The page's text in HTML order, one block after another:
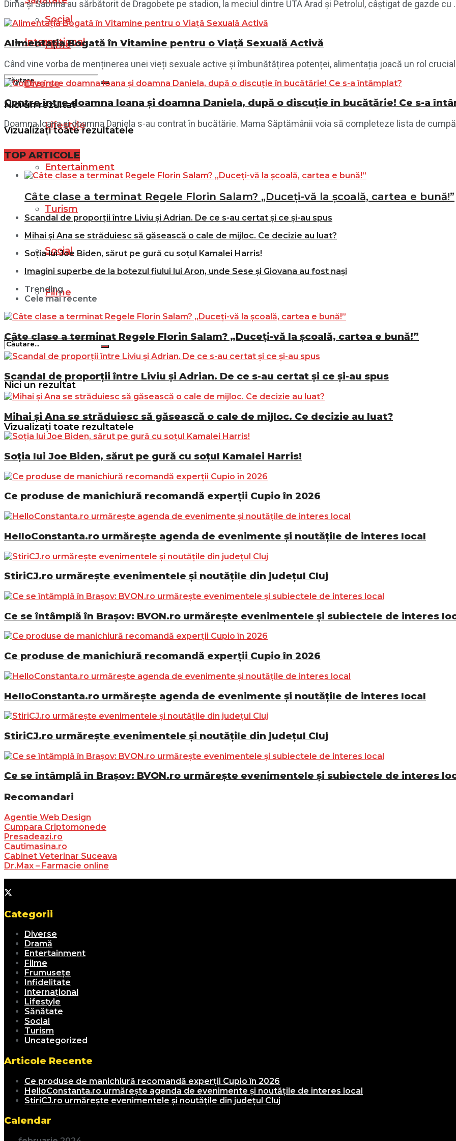
Social
Filme
Nici un rezultat
Vizualizați toate rezultatele
Internațional
Diverse
Lifestyle
Entertainment
Turism
Social
Filme
Nici un rezultat
Vizualizați toate rezultatele
Dima și Sabrina au sărbătorit de Dragobete pe stadion, la meciul dintre UTA Arad și Petrolul, câștigat de gazde cu
Alimentația Bogată în Vitamine pentru o Viață Sexuală Activă
Când vine vorba de menținerea unei vieți sexuale active și îmbunătățirea potenței, alimentația joacă un rol
Contre între doamna Ioana și doamna Daniela, după o discuție în bucătărie! Ce s-a
Doamna Ioana și doamna Daniela s-au contrat în bucătărie. Mama Săptămânii voia să completeze lista de
TOP ARTICOLE
Câte clase a terminat Regele Florin Salam? „Duceți-vă la școală, cartea e bună!”
Scandal de proporții între Liviu și Adrian. De ce s-au certat și ce și-au spus
Mihai și Ana se străduiesc să găsească o cale de mijloc. Ce decizie au luat?
Soția lui Joe Biden, sărut pe gură cu soțul Kamalei Harris!
Imagini superbe de la botezul fiului lui Aron, unde Sese și Giovana au fost nași
Trending
Cele mai recente
Câte clase a terminat Regele Florin Salam? „Duceți-vă la școală, cartea e bună!”
Scandal de proporții între Liviu și Adrian. De ce s-au certat și ce și-au spus
Mihai și Ana se străduiesc să găsească o cale de mijloc. Ce decizie au luat?
Soția lui Joe Biden, sărut pe gură cu soțul Kamalei Harris!
Ce produse de manichiură recomandă experții Cupio în 2026
HelloConstanta.ro urmărește agenda de evenimente și noutățile de interes local
StiriCJ.ro urmărește evenimentele și noutățile din județul Cluj
Ce se întâmplă în Brașov: BVON.ro urmărește evenimentele și subiectele de interes
Ce produse de manichiură recomandă experții Cupio în 2026
HelloConstanta.ro urmărește agenda de evenimente și noutățile de interes local
StiriCJ.ro urmărește evenimentele și noutățile din județul Cluj
Ce se întâmplă în Brașov: BVON.ro urmărește evenimentele și subiectele de interes
Recomandari
Agentie Web Design
Cumpara Criptomonede
Presadeazi.ro
Cautimasina.ro
Cabinet Veterinar Suceava
Dr.Max – Farmacie online
Categorii
Diverse
Dramă
Entertainment
Filme
Frumusețe
Infidelitate
Internațional
Lifestyle
Sănătate
Social
Turism
Uncategorized
Articole Recente
Ce produse de manichiură recomandă experții Cupio în 2026
HelloConstanta.ro urmărește agenda de evenimente și noutățile de interes local
StiriCJ.ro urmărește evenimentele și noutățile din județul Cluj
Calendar